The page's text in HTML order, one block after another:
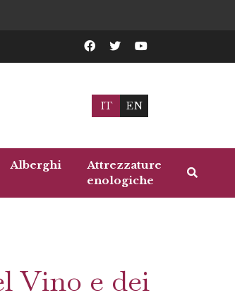
IT EN
Alberghi
Attrezzature
enologiche
Vino e dei